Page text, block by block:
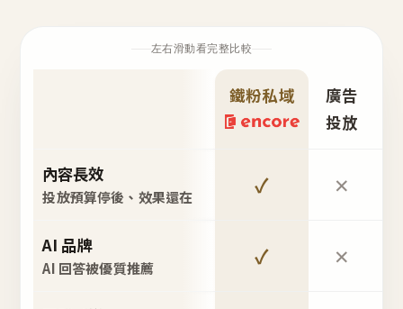
左右滑動看完整比較
鐵粉私域
廣告
投放
內容長效
投放預算停後、效果還在 ✓ ✕
AI 品牌
AI 回答被優質推薦 ✓ ✕